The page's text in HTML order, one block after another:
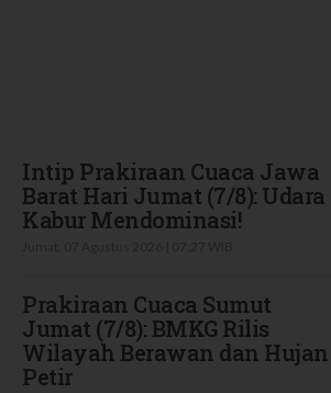
Intip Prakiraan Cuaca Jawa
Barat Hari Jumat (7/8): Udara
Kabur Mendominasi!
Prakiraan Cuaca Sumut
Jumat (7/8): BMKG Rilis
Wilayah Berawan dan Hujan
Petir